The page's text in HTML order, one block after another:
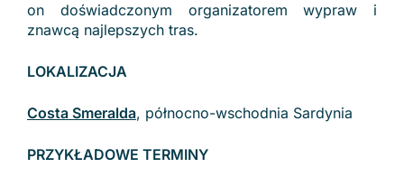
on doświadczonym organizatorem wypraw i
znawcą najlepszych tras.
LOKALIZACJA
Costa Smeralda, północno-wschodnia Sardynia
PRZYKŁADOWE TERMINY